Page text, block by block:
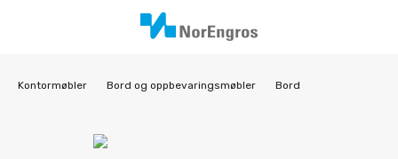
Kontormøbler Bord og oppbevaringsmøbler Bord